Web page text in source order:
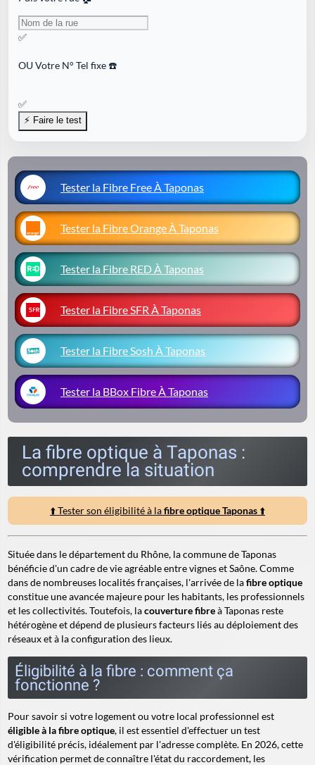
✅
OUVotre N° Tel fixe ☎️
✅
Tester la Fibre Free À Taponas
Tester la Fibre Orange À Taponas
Tester la Fibre RED À Taponas
Tester la Fibre SFR À Taponas
Tester la Fibre Sosh À Taponas
Tester la BBox Fibre À Taponas
La fibre optique à Taponas :
comprendre la situation
⬆️ Tester son éligibilité à lafibre optique Taponas ⬆️
Située dans le département du Rhône, la commune de Taponas
bénéficie d'un cadre de vie agréable entre vignes et Saône. Comme
dans de nombreuses localités françaises, l'arrivée de lafibre optique
constitue une avancée majeure pour les habitants, les professionnels
et les collectivités. Toutefois, lacouverture fibreà Taponas reste
hétérogène et dépend de plusieurs facteurs liés au déploiement des
réseaux et à la configuration des lieux.
Éligibilité à la fibre : comment ça
fonctionne ?
Pour savoir si votre logement ou votre local professionnel est
éligible à la fibre optique, il est essentiel d'effectuer un test
d'éligibilité précis, idéalement par l'adresse complète. En 2026, cette
vérification permet de connaître l'état du raccordement, les